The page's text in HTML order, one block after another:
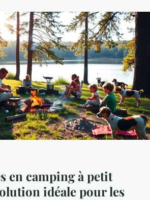
en camping à petit
idéale pour les